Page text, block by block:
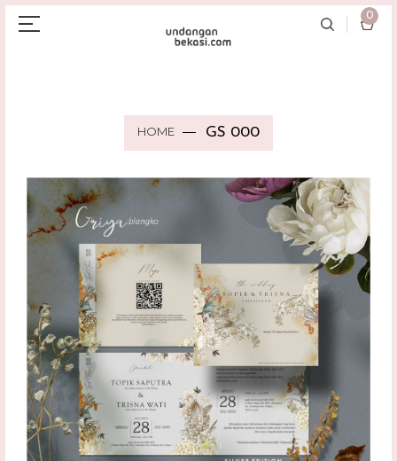
0
HOME GS 000